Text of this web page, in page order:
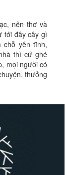
nên thơ và
tới đây cây gì
chỗ yên tĩnh,
thì cứ ghé
mọi người có
thưởng